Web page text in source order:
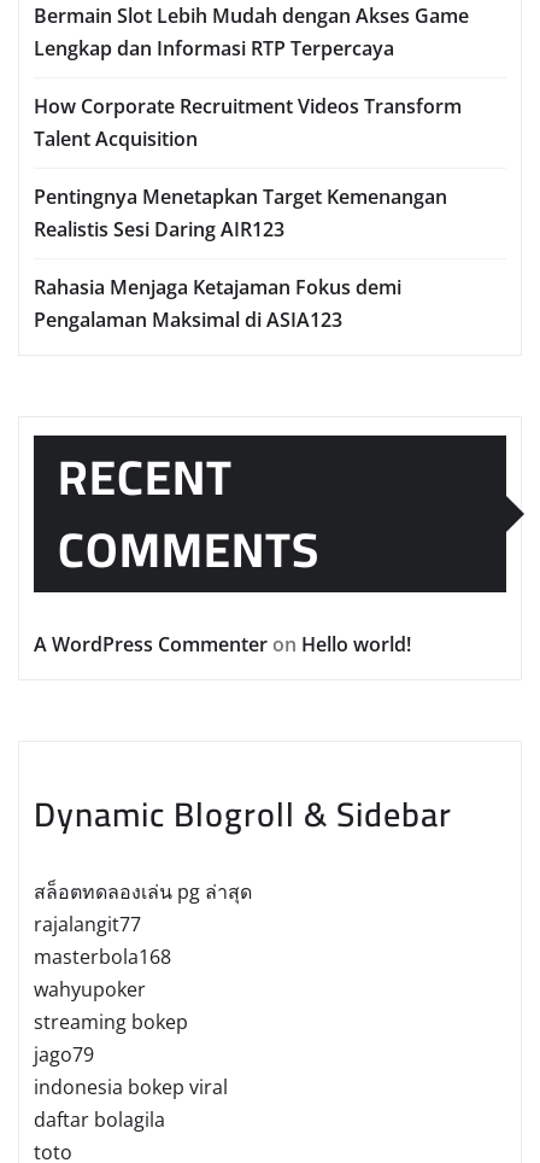
Bermain Slot Lebih Mudah dengan Akses Game
Lengkap dan Informasi RTP Terpercaya
How Corporate Recruitment Videos Transform
Talent Acquisition
Pentingnya Menetapkan Target Kemenangan
Realistis Sesi Daring AIR123
Rahasia Menjaga Ketajaman Fokus demi
Pengalaman Maksimal di ASIA123
RECENT
COMMENTS
A WordPress Commenter on Hello world!
Dynamic Blogroll & Sidebar
สล็อตทดลองเล่น pg ล่าสุด
rajalangit77
masterbola168
wahyupoker
streaming bokep
jago79
indonesia bokep viral
daftar bolagila
toto